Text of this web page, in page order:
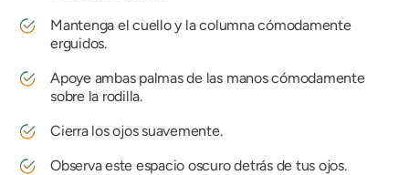
Mantenga el cuello y la columna cómodamente
erguidos.
Apoye ambas palmas de las manos cómodamente
sobre la rodilla.
Cierra los ojos suavemente.
Observa este espacio oscuro detrás de tus ojos.